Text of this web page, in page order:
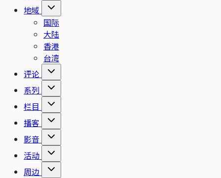
地域
国际
大陆
香港
台湾
评论
系列
栏目
播客
影音
活动
周边